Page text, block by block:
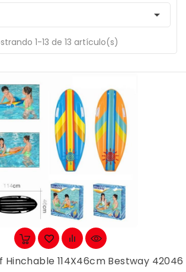

1-13 de 13 artículo(s)
Hinchable 114X46cm Bestway 42046